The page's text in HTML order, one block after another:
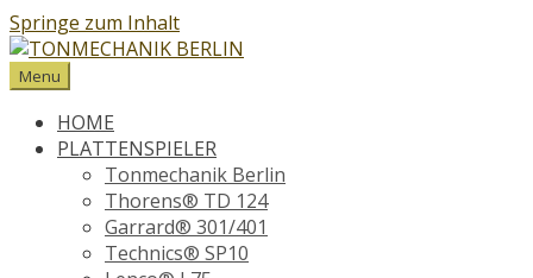
Springe zum Inhalt
Menu
HOME
PLATTENSPIELER
Tonmechanik Berlin
Thorens® TD 124
Garrard® 301/401
Technics® SP10